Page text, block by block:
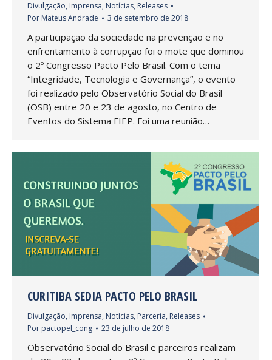
Divulgação, Imprensa, Notícias, Releases
Por Mateus Andrade 3 de setembro de 2018
A participação da sociedade na prevenção e no
enfrentamento à corrupção foi o mote que dominou
o 2º Congresso Pacto Pelo Brasil. Com o tema
“Integridade, Tecnologia e Governança”, o evento
foi realizado pelo Observatório Social do Brasil
(OSB) entre 20 e 23 de agosto, no Centro de
Eventos do Sistema FIEP. Foi uma reunião…
CURITIBA SEDIA PACTO PELO BRASIL
Divulgação, Imprensa, Notícias, Parceria, Releases
Por pactopel_cong 23 de julho de 2018
Observatório Social do Brasil e parceiros realizam